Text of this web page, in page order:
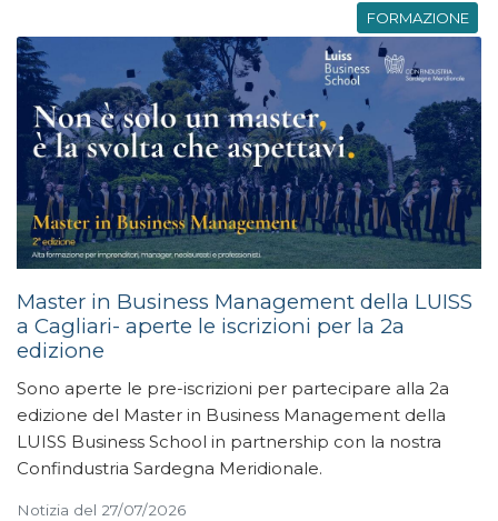
FORMAZIONE
Master in Business Management della LUISS
a Cagliari- aperte le iscrizioni per la 2a
edizione
Sono aperte le pre-iscrizioni per partecipare alla 2a
edizione del Master in Business Management della
LUISS Business School in partnership con la nostra
Confindustria Sardegna Meridionale.
Notizia del 27/07/2026